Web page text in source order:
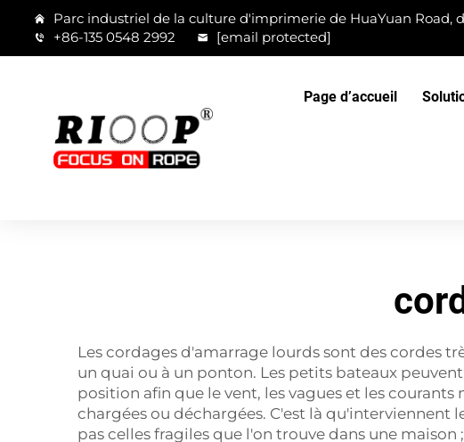
Parc industriel de la culture d'imprimerie de HuaYuan Road,
+86-135 0548 2992
[email protected]
Page d’accueil
Les cordages d'amarrage lourds sont des cordes
un quai ou à un ponton. Les petits bateaux
position afin que le vent, les vagues et les
chargées ou déchargées. C'est là qu'interviennent
pas celles fragiles que l'on trouve dans une